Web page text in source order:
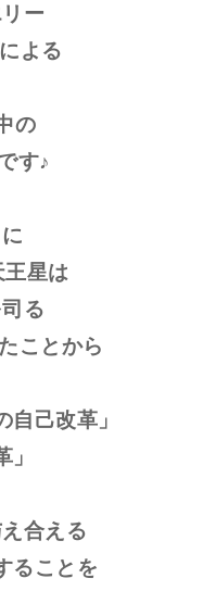
ー
よる
の
す♪
星は
る
ことから
自己改革」
合える
ることを